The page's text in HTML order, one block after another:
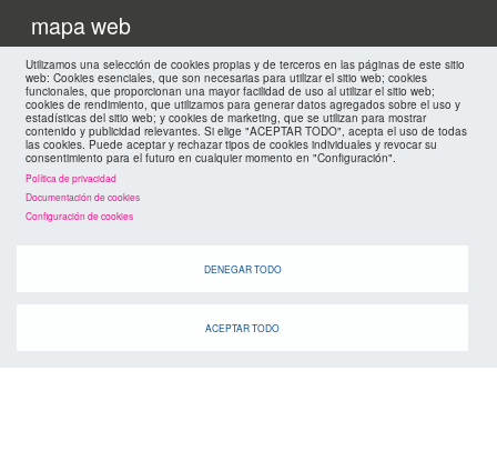
Utilizamos una selección de cookies propias y de terceros en las páginas de este sitio
web: Cookies esenciales, que son necesarias para utilizar el sitio web; cookies
funcionales, que proporcionan una mayor facilidad de uso al utilizar el sitio web;
cookies de rendimiento, que utilizamos para generar datos agregados sobre el uso y
estadísticas del sitio web; y cookies de marketing, que se utilizan para mostrar
contenido y publicidad relevantes. Si elige "ACEPTAR TODO", acepta el uso de todas
las cookies. Puede aceptar y rechazar tipos de cookies individuales y revocar su
consentimiento para el futuro en cualquier momento en "Configuración".
Política de privacidad
Documentación de cookies
Configuración de cookies
DENEGAR TODO
ACEPTAR TODO
footer
FMC
mapa web
políticas de privacidad
cookies